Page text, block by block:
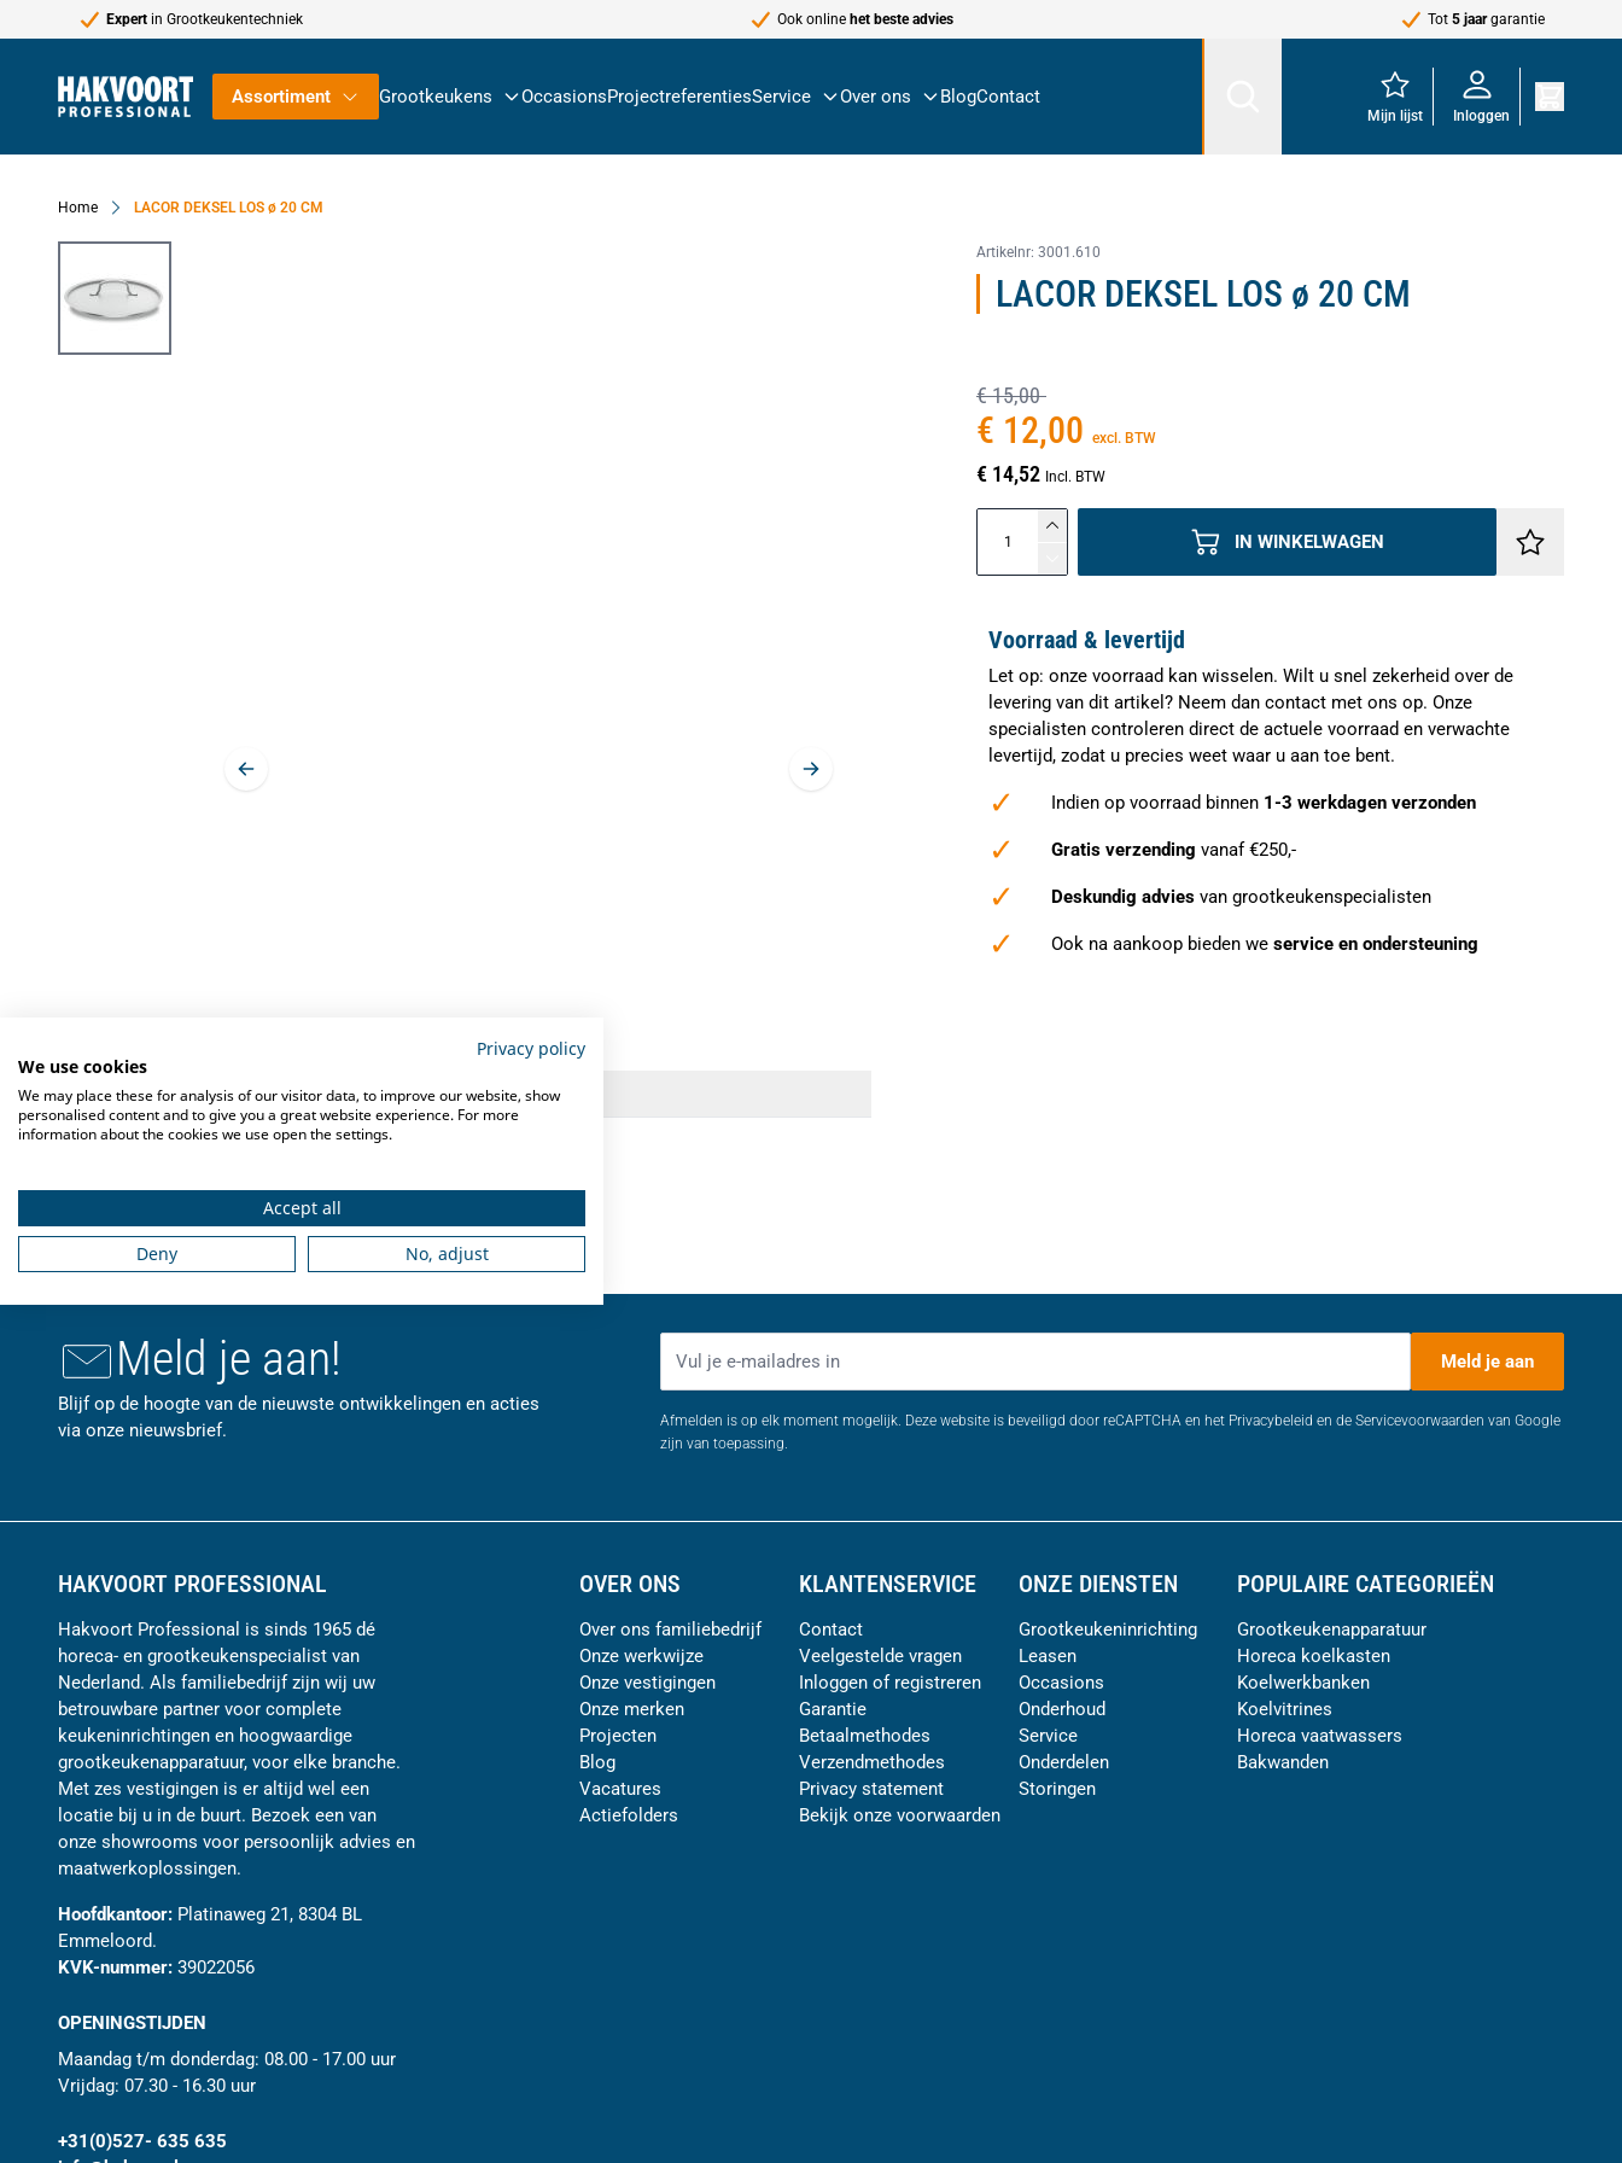
Expert in Grootkeukentechniek Ook online het beste advies Tot 5 jaargarantie
Assortiment Grootkeukens OccasionsProjectreferentiesService Over ons BlogContact
Mijn lijst Inloggen
Home LACOR DEKSEL LOS ø 20 CM
Artikelnr: 3001.610
LACOR DEKSEL LOS ø 20 CM
€ 15,00
€ 12,00 excl. BTW
€ 14,52 Incl. BTW
IN WINKELWAGEN
Voorraad & levertijd
Let op: onze voorraad kan wisselen. Wilt u snel zekerheid over de
levering van dit artikel? Neem dan contact met ons op. Onze
specialisten controleren direct de actuele voorraad en verwachte
levertijd, zodat u precies weet waar u aan toe bent.
✓ Indien op voorraad binnen 1-3 werkdagen verzonden
✓ Gratis verzending vanaf €250,-
✓ Deskundig advies van grootkeukenspecialisten
✓ Ook na aankoop bieden weservice en ondersteuning
Omschrijving Specificaties
Meld je aan!
Blijf op de hoogte van de nieuwste ontwikkelingen en acties
via onze nieuwsbrief.
Meld je aan
Afmelden is op elk moment mogelijk. Deze website is beveiligd door reCAPTCHA en het Privacybeleid en de Servicevoorwaarden van Google
zijn van toepassing.
HAKVOORT PROFESSIONAL
Hakvoort Professional is sinds 1965 dé
horeca- en grootkeukenspecialist van
Nederland. Als familiebedrijf zijn wij uw
betrouwbare partner voor complete
keukeninrichtingen en hoogwaardige
grootkeukenapparatuur, voor elke branche.
Met zes vestigingen is er altijd wel een
locatie bij u in de buurt. Bezoek een van
onze showrooms voor persoonlijk advies en
maatwerkoplossingen.
Hoofdkantoor: Platinaweg 21, 8304 BL
Emmeloord.
KVK-nummer: 39022056
OPENINGSTIJDEN
Maandag t/m donderdag: 08.00 - 17.00 uur
Vrijdag: 07.30 - 16.30 uur
+31(0)527- 635 635
OVER ONS
Over ons familiebedrijf
Onze werkwijze
Onze vestigingen
Onze merken
Projecten
Blog
Vacatures
Actiefolders
KLANTENSERVICE
Contact
Veelgestelde vragen
Inloggen of registreren
Garantie
Betaalmethodes
Verzendmethodes
Privacy statement
Bekijk onze voorwaarden
ONZE DIENSTEN
Grootkeukeninrichting
Leasen
Occasions
Onderhoud
Service
Onderdelen
Storingen
POPULAIRE CATEGORIEËN
Grootkeukenapparatuur
Horeca koelkasten
Koelwerkbanken
Koelvitrines
Horeca vaatwassers
Bakwanden
Privacy policy
We use cookies
We may place these for analysis of our visitor data, to improve our website, show
personalised content and to give you a great website experience. For more
information about the cookies we use open the settings.
Accept all
Deny
No, adjust